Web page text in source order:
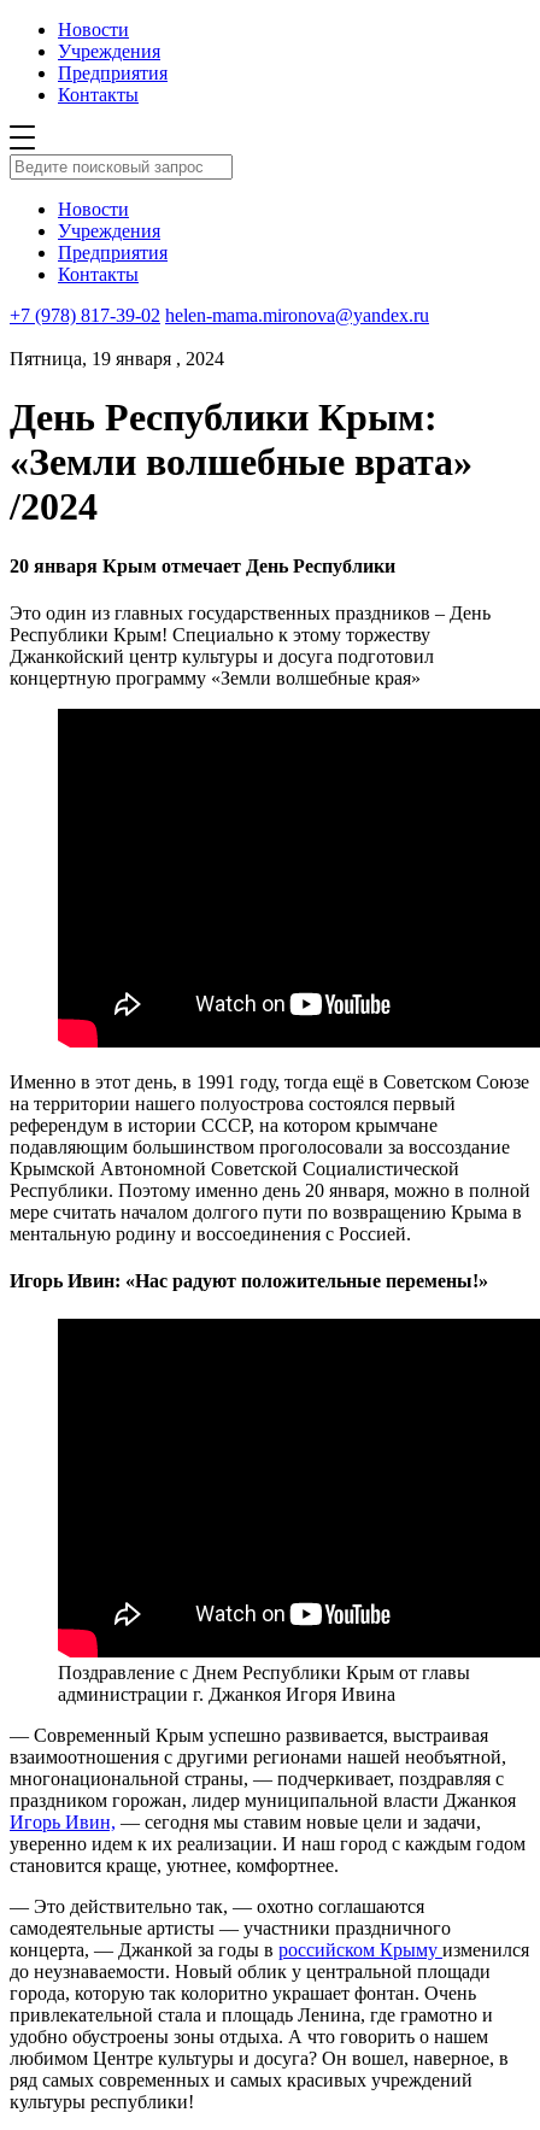
Новости
Учреждения
Предприятия
Контакты
Новости
Учреждения
Предприятия
Контакты
+7 (978) 817-39-02 helen-mama.mironova@yandex.ru
Пятница, 19 января , 2024
День Республики Крым:
«Земли волшебные врата»
/2024
20 января Крым отмечает День Республики
Это один из главных государственных праздников – День
Республики Крым! Специально к этому торжеству
Джанкойский центр культуры и досуга подготовил
концертную программу «Земли волшебные края»
Именно в этот день, в 1991 году, тогда ещё в Советском Союзе
на территории нашего полуострова состоялся первый
референдум в истории СССР, на котором крымчане
подавляющим большинством проголосовали за воссоздание
Крымской Автономной Советской Социалистической
Республики. Поэтому именно день 20 января, можно в полной
мере считать началом долгого пути по возвращению Крыма в
ментальную родину и воссоединения с Россией.
Игорь Ивин: «Нас радуют положительные перемены!»
Поздравление с Днем Республики Крым от главы
администрации г. Джанкоя Игоря Ивина
— Современный Крым успешно развивается, выстраивая
взаимоотношения с другими регионами нашей необъятной,
многонациональной страны, — подчеркивает, поздравляя с
праздником горожан, лидер муниципальной власти Джанкоя
Игорь Ивин, — сегодня мы ставим новые цели и задачи,
уверенно идем к их реализации. И наш город с каждым годом
становится краще, уютнее, комфортнее.
— Это действительно так, — охотно соглашаются
самодеятельные артисты — участники праздничного
концерта, — Джанкой за годы в российском Крыму изменился
до неузнаваемости. Новый облик у центральной площади
города, которую так колоритно украшает фонтан. Очень
привлекательной стала и площадь Ленина, где грамотно и
удобно обустроены зоны отдыха. А что говорить о нашем
любимом Центре культуры и досуга? Он вошел, наверное, в
ряд самых современных и самых красивых учреждений
культуры республики!